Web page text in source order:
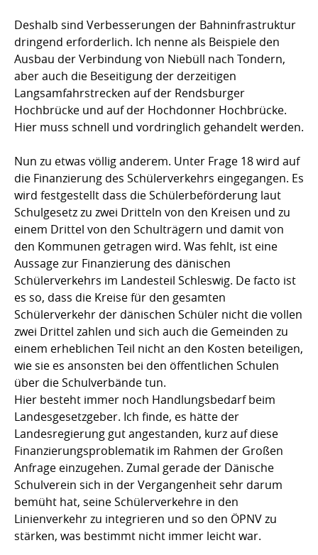
Deshalb sind Verbesserungen der Bahninfrastruktur
dringend erforderlich. Ich nenne als Beispiele den
Ausbau der Verbindung von Niebüll nach Tondern,
aber auch die Beseitigung der derzeitigen
Langsamfahrstrecken auf der Rendsburger
Hochbrücke und auf der Hochdonner Hochbrücke.
Hier muss schnell und vordringlich gehandelt werden.
Nun zu etwas völlig anderem. Unter Frage 18 wird auf
die Finanzierung des Schülerverkehrs eingegangen. Es
wird festgestellt dass die Schülerbeförderung laut
Schulgesetz zu zwei Dritteln von den Kreisen und zu
einem Drittel von den Schulträgern und damit von
den Kommunen getragen wird. Was fehlt, ist eine
Aussage zur Finanzierung des dänischen
Schülerverkehrs im Landesteil Schleswig. De facto ist
es so, dass die Kreise für den gesamten
Schülerverkehr der dänischen Schüler nicht die vollen
zwei Drittel zahlen und sich auch die Gemeinden zu
einem erheblichen Teil nicht an den Kosten beteiligen,
wie sie es ansonsten bei den öffentlichen Schulen
über die Schulverbände tun.
Hier besteht immer noch Handlungsbedarf beim
Landesgesetzgeber. Ich finde, es hätte der
Landesregierung gut angestanden, kurz auf diese
Finanzierungsproblematik im Rahmen der Großen
Anfrage einzugehen. Zumal gerade der Dänische
Schulverein sich in der Vergangenheit sehr darum
bemüht hat, seine Schülerverkehre in den
Linienverkehr zu integrieren und so den ÖPNV zu
stärken, was bestimmt nicht immer leicht war.